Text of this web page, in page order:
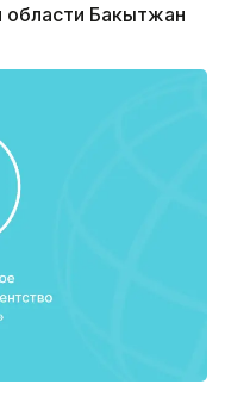
области Бакытжан